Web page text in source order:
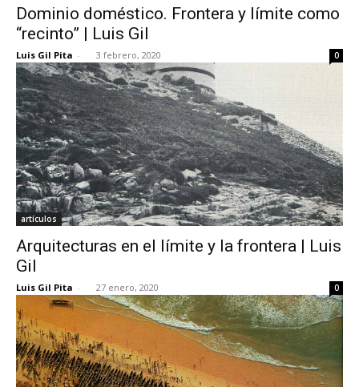
Dominio doméstico. Frontera y límite como
“recinto” | Luis Gil
Luis Gil Pita - 3 febrero, 2020 0
artículos
Arquitecturas en el límite y la frontera | Luis
Gil
Luis Gil Pita - 27 enero, 2020 0